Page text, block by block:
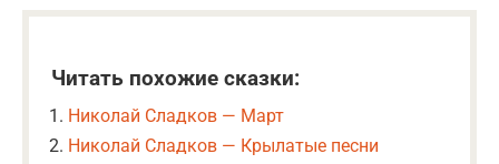
Читать похожие сказки:
Николай Сладков — Март
Николай Сладков — Крылатые песни